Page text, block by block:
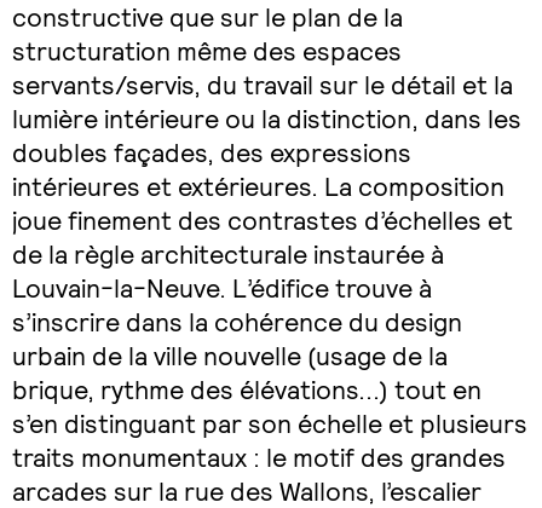
constructive que sur le plan de la
structuration même des espaces
servants/servis, du travail sur le détail et la
lumière intérieure ou la distinction, dans les
doubles façades, des expressions
intérieures et extérieures. La composition
joue finement des contrastes d’échelles et
de la règle architecturale instaurée à
Louvain-la-Neuve. L’édifice trouve à
s’inscrire dans la cohérence du design
urbain de la ville nouvelle (usage de la
brique, rythme des élévations...) tout en
s’en distinguant par son échelle et plusieurs
traits monumentaux : le motif des grandes
arcades sur la rue des Wallons, l’escalier